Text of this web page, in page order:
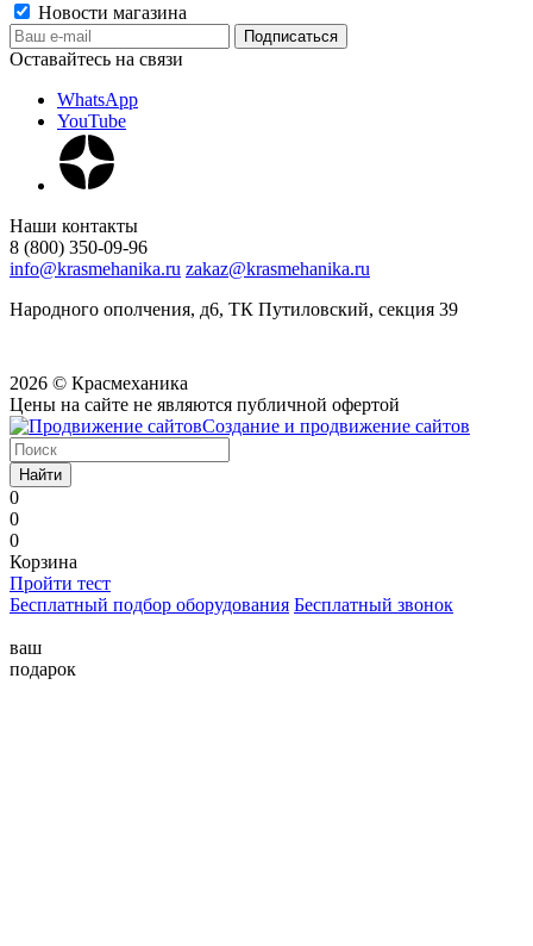
Новости магазина
Оставайтесь на связи
WhatsApp
YouTube
Наши контакты
8 (800) 350-09-96
info@krasmehanika.ru zakaz@krasmehanika.ru
Народного ополчения, д6, ТК Путиловский, секция 39
2026 © Красмеханика
Цены на сайте не являются публичной офертой
Создание и продвижение сайтов
Найти
0
0
0
Корзина
Пройти тест
Бесплатный подбор оборудования Бесплатный звонок
ваш
подарок